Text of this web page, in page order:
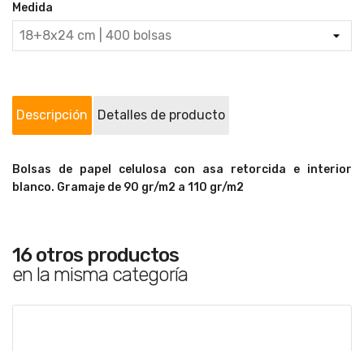
Medida
Descripción Detalles de producto
Bolsas de papel celulosa con asa retorcida e interior
blanco. Gramaje de 90 gr/m2 a 110 gr/m2
16 otros productos
en la misma categoría